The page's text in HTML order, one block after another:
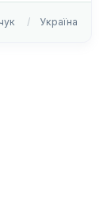
Україна